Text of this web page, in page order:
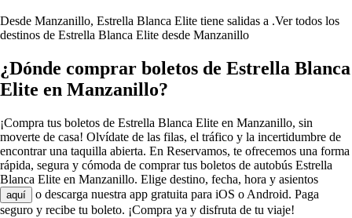
Desde Manzanillo, Estrella Blanca Elite tiene salidas a .Ver todos los
destinos de Estrella Blanca Elite desde Manzanillo
¿Dónde comprar boletos de Estrella Blanca
Elite en Manzanillo?
¡Compra tus boletos de Estrella Blanca Elite en Manzanillo, sin
moverte de casa! Olvídate de las filas, el tráfico y la incertidumbre de
encontrar una taquilla abierta. En Reservamos, te ofrecemos una forma
rápida, segura y cómoda de comprar tus boletos de autobús Estrella
Blanca Elite en Manzanillo. Elige destino, fecha, hora y asientos
aquí
o descarga nuestra app gratuita para iOS o Android. Paga
seguro y recibe tu boleto. ¡Compra ya y disfruta de tu viaje!